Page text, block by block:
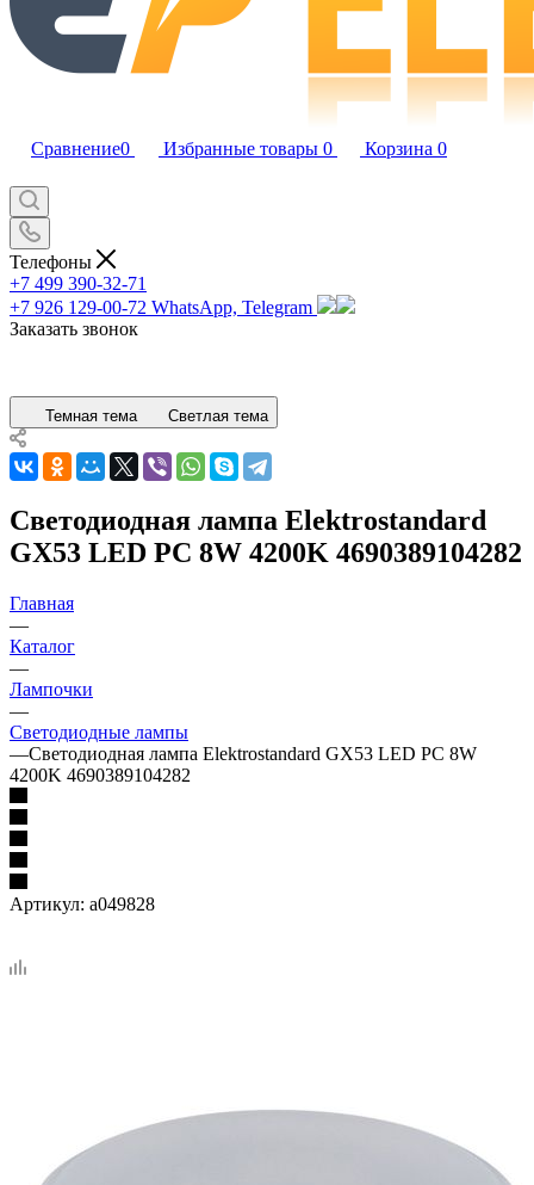
Сравнение0 Избранные товары 0 Корзина 0
Телефоны
+7 499 390-32-71
+7 926 129-00-72 WhatsApp, Telegram
Заказать звонок
Темная тема Светлая тема
Светодиодная лампа Elektrostandard
GX53 LED PC 8W 4200K 4690389104282
Главная
—
Каталог
—
Лампочки
—
Светодиодные лампы
—Светодиодная лампа Elektrostandard GX53 LED PC 8W
4200K 4690389104282
Артикул: a049828